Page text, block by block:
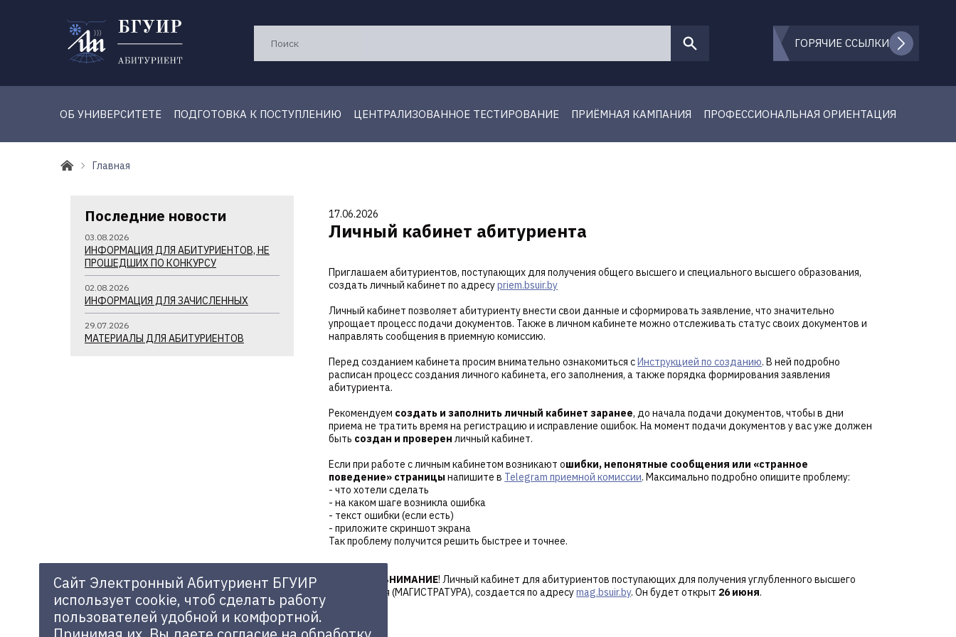
ГОРЯЧИЕ ССЫЛКИ
ОБ УНИВЕРСИТЕТЕ ПОДГОТОВКА К ПОСТУПЛЕНИЮ ЦЕНТРАЛИЗОВАННОЕ ТЕСТИРОВАНИЕ ПРИЁМНАЯ КАМПАНИЯ ПРОФЕССИОНАЛЬНАЯ ОРИЕНТАЦИЯ
Главная
Последние новости
03.08.2026
ИНФОРМАЦИЯ ДЛЯ АБИТУРИЕНТОВ, НЕ
ПРОШЕДШИХ ПО КОНКУРСУ
02.08.2026
ИНФОРМАЦИЯ ДЛЯ ЗАЧИСЛЕННЫХ
29.07.2026
МАТЕРИАЛЫ ДЛЯ АБИТУРИЕНТОВ
17.06.2026
Личный кабинет абитуриента
Приглашаем абитуриентов, поступающих для получения общего высшего и специального высшего образования,
создать личный кабинет по адресуpriem.bsuir.by
Личный кабинет позволяет абитуриенту внести свои данные и сформировать заявление, что значительно
упрощает процесс подачи документов. Также в личном кабинете можно отслеживать статус своих документов и
направлять сообщения в приемную комиссию.
Перед созданием кабинета просим внимательно ознакомиться сИнструкцией по созданию. В ней подробно
расписан процесс создания личного кабинета, его заполнения, а также порядка формирования заявления
абитуриента.
Рекомендуем создать и заполнить личный кабинет заранее, до начала подачи документов, чтобы в дни
приема не тратить время на регистрацию и исправление ошибок. На момент подачи документов у вас уже должен
быть создан и проверен личный кабинет.
Если при работе с личным кабинетом возникают ошибки, непонятные сообщения или «странное
поведение» страницынапишите в Telegram приемной комиссии. Максимально подробно опишите проблему:
- что хотели сделать
- на каком шаге возникла ошибка
- текст ошибки (если есть)
- приложите скриншот экрана
Так проблему получится решить быстрее и точнее.
ОБРАТИТЕ ВНИМАНИЕ! Личный кабинет для абитуриентов поступающих для получения углубленного высшего
образования (МАГИСТРАТУРА), создается по адресуmag.bsuir.by. Он будет открыт 26 июня.
Сайт Электронный Абитуриент БГУИР
использует cookie, чтоб сделать работу
пользователей удобной и комфортной.